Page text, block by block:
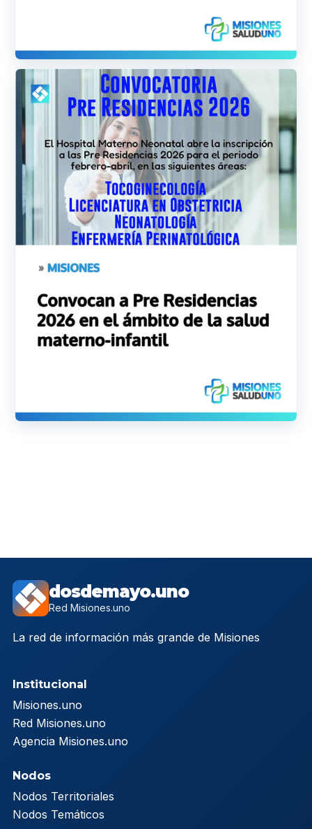
dosdemayo.uno
Red Misiones.uno
La red de información más grande de Misiones
Institucional
Misiones.uno
Red Misiones.uno
Agencia Misiones.uno
Nodos
Nodos Territoriales
Nodos Temáticos